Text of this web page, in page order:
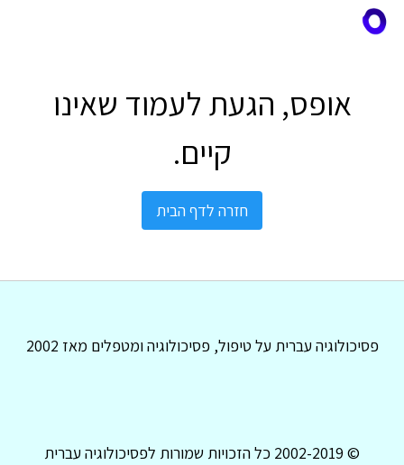
אופס, הגעת לעמוד שאינו
קיים.
חזרה לדף הבית
פסיכולוגיה עברית על טיפול, פסיכולוגיה ומטפלים מאז 2002
© 2002-2019 כל הזכויות שמורות לפסיכולוגיה עברית